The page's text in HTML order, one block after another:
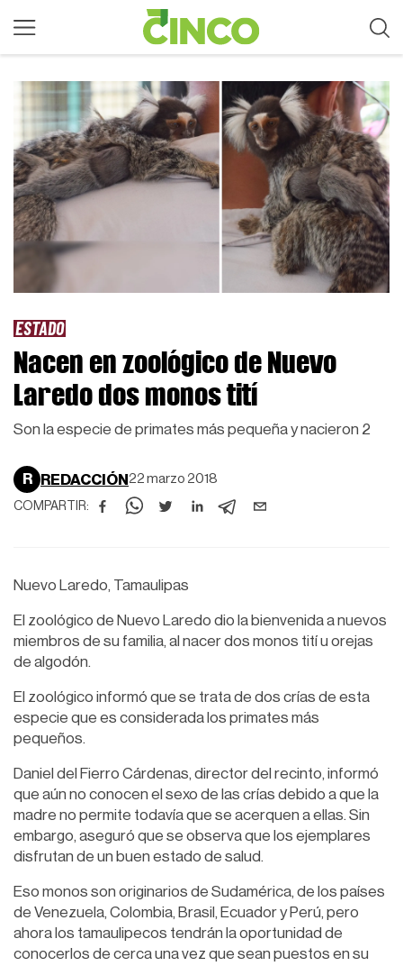
ESTADO
Nacen en zoológico de Nuevo
Laredo dos monos tití
Son la especie de primates más pequeña y nacieron 2
R REDACCIÓN 22 marzo 2018
COMPARTIR:
Nuevo Laredo, Tamaulipas
El zoológico de Nuevo Laredo dio la bienvenida a nuevos
miembros de su familia, al nacer dos monos tití u orejas
de algodón.
El zoológico informó que se trata de dos crías de esta
especie que es considerada los primates más
pequeños.
Daniel del Fierro Cárdenas, director del recinto, informó
que aún no conocen el sexo de las crías debido a que la
madre no permite todavía que se acerquen a ellas. Sin
embargo, aseguró que se observa que los ejemplares
disfrutan de un buen estado de salud.
Eso monos son originarios de Sudamérica, de los países
de Venezuela, Colombia, Brasil, Ecuador y Perú, pero
ahora los tamaulipecos tendrán la oportunidad de
conocerlos de cerca una vez que sean puestos en su